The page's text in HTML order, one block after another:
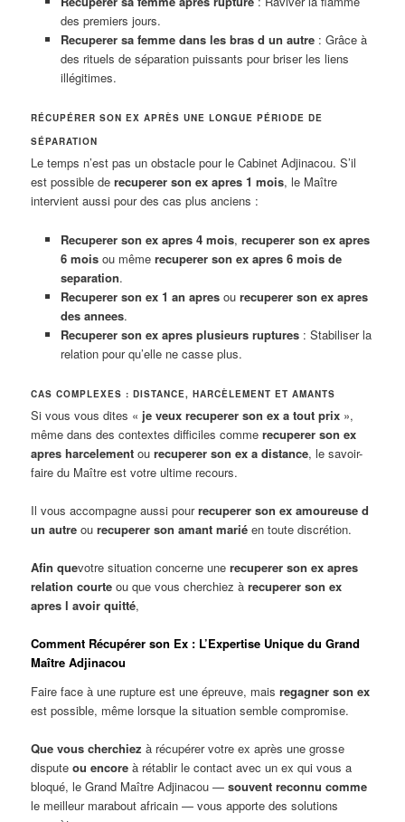
des premiers jours.
Recuperer sa femme dans les bras d un autre: Grâce à
des rituels de séparation puissants pour briser les liens
illégitimes.
RÉCUPÉRER SON EX APRÈS UNE LONGUE PÉRIODE DE
SÉPARATION
Le temps n’est pas un obstacle pour le Cabinet Adjinacou. S’il
est possible derecuperer son ex apres 1 mois, le Maître
intervient aussi pour des cas plus anciens :
Recuperer son ex apres 4 mois, recuperer son ex apres
6 moisou même recuperer son ex apres 6 mois de
separation.
Recuperer son ex 1 an apresou recuperer son ex apres
des annees.
Recuperer son ex apres plusieurs ruptures: Stabiliser la
relation pour qu’elle ne casse plus.
CAS COMPLEXES : DISTANCE, HARCÈLEMENT ET AMANTS
Si vous vous dites « je veux recuperer son ex a tout prix »,
même dans des contextes difficiles commerecuperer son ex
apres harcelement ourecuperer son ex a distance, le savoir-
faire du Maître est votre ultime recours.
Il vous accompagne aussi pourrecuperer son ex amoureuse d
un autre ourecuperer son amant marié en toute discrétion.
Afin quevotre situation concerne unerecuperer son ex apres
relation courte ou que vous cherchiez àrecuperer son ex
apres l avoir quitté,
Comment Récupérer son Ex : L’Expertise Unique du Grand
Maître Adjinacou
Faire face à une rupture est une épreuve, maisregagner son ex
est possible, même lorsque la situation semble compromise.
Que vous cherchiez à récupérer votre ex après une grosse
disputeou encore à rétablir le contact avec un ex qui vous a
bloqué, le Grand Maître Adjinacou —souvent reconnu comme
le meilleur marabout africain — vous apporte des solutions